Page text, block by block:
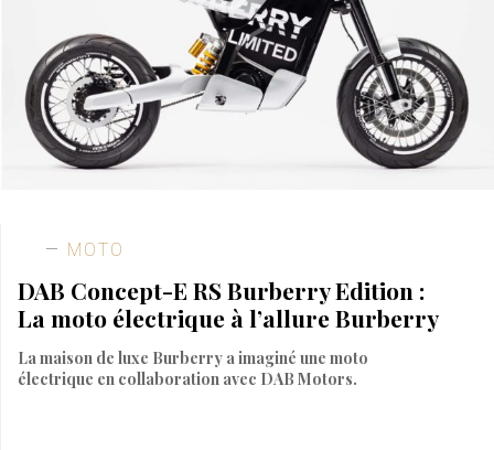
MOTO
DAB Concept-E RS Burberry Edition :
La moto électrique à l’allure Burberry
La maison de luxe Burberry a imaginé une moto
électrique en collaboration avec DAB Motors.